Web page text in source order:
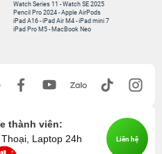
Watch Series 11 -Watch SE 2025
Pencil Pro 2024 -Apple AirPods
iPad A16 -iPad Air M4 -iPad mini 7
iPad Pro M5 - MacBook Neo
thành viên:
Laptop 24h
Liên hệ